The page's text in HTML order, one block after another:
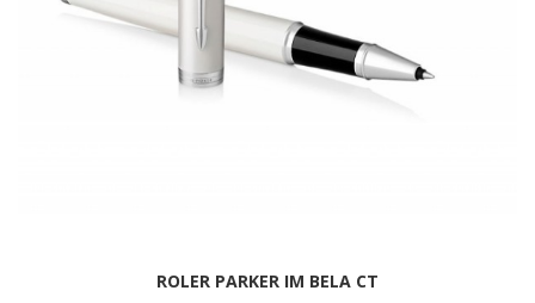
ROLER PARKER IM BELA CT